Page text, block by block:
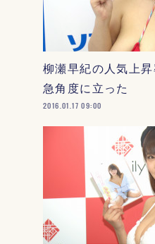
柳瀬早紀の人気上
急角度に立った
2016.01.17 09:00